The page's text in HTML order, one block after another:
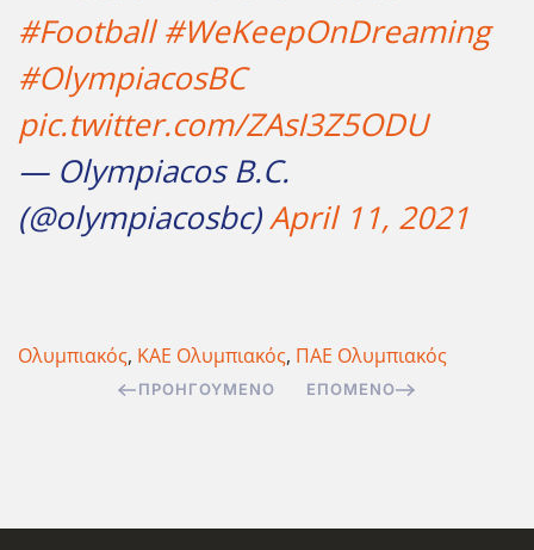
#Football #WeKeepOnDreaming
#OlympiacosBC
pic.twitter.com/ZAsI3Z5ODU
— Olympiacos B.C.
(@olympiacosbc)April 11, 2021
Ολυμπιακός, ΚΑΕ Ολυμπιακός, ΠΑΕ Ολυμπιακός
ΠΡΟΗΓΟΎΜΕΝΟ ΕΠΌΜΕΝΟ